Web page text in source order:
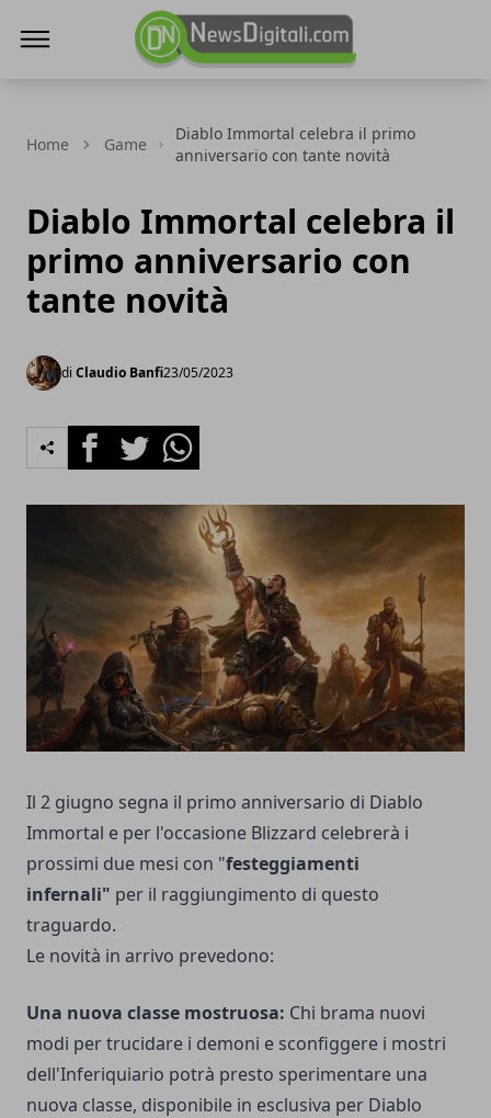
Home Game
Diablo Immortal celebra il primo
anniversario con tante novità
Diablo Immortal celebra il
primo anniversario con
tante novità
di Claudio Banfi23/05/2023
FacebookTwitterWhatsapp
Il 2 giugno segna il primo anniversario di Diablo
Immortal e per l'occasione Blizzard celebrerà i
prossimi due mesi con "festeggiamenti
infernali" per il raggiungimento di questo
traguardo.
Le novità in arrivo prevedono:
Una nuova classe mostruosa: Chi brama nuovi
modi per trucidare i demoni e sconfiggere i mostri
dell'Inferiquiario potrà presto sperimentare una
nuova classe, disponibile in esclusiva per Diablo